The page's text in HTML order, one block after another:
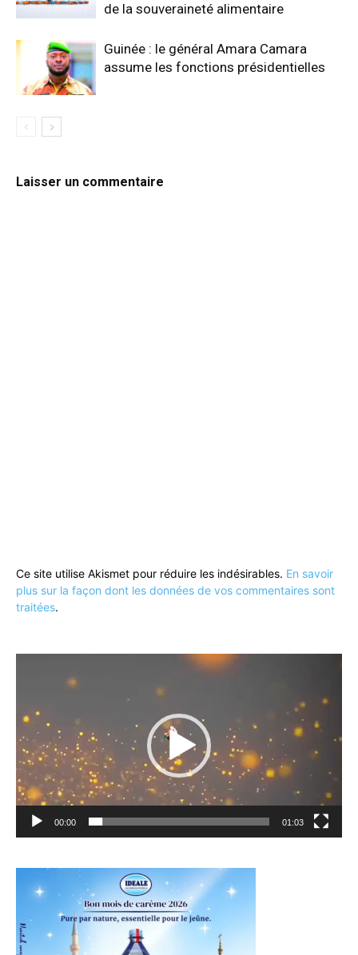
de la souveraineté alimentaire
Guinée : le général Amara Camara
assume les fonctions présidentielles
Laisser un commentaire
Ce site utilise Akismet pour réduire les indésirables. En savoir
plus sur la façon dont les données de vos commentaires sont
traitées.
00:00 01:03